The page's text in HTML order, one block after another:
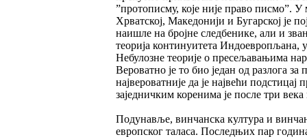
”протописму, које није право писмо”.
Хрватској, Македонији и Бугарској је
наишле на бројне следбенике, али и
теорија континуитета Индоевропљана,
Небулозне теорије о пресељавањима
Вероватно је то био један од разлога
највероватније да је највећи
заједничким коренима је после три
Подунавље, винчанска култура и
европског таласа. Последњих пар